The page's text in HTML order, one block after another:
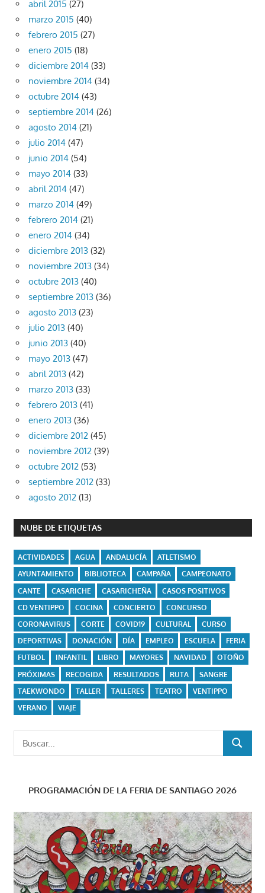
abril 2015 (27)
marzo 2015 (40)
febrero 2015 (27)
enero 2015 (18)
diciembre 2014 (33)
noviembre 2014 (34)
octubre 2014 (43)
septiembre 2014 (26)
agosto 2014 (21)
julio 2014 (47)
junio 2014 (54)
mayo 2014 (33)
abril 2014 (47)
marzo 2014 (49)
febrero 2014 (21)
enero 2014 (34)
diciembre 2013 (32)
noviembre 2013 (34)
octubre 2013 (40)
septiembre 2013 (36)
agosto 2013 (23)
julio 2013 (40)
junio 2013 (40)
mayo 2013 (47)
abril 2013 (42)
marzo 2013 (33)
febrero 2013 (41)
enero 2013 (36)
diciembre 2012 (45)
noviembre 2012 (39)
octubre 2012 (53)
septiembre 2012 (33)
agosto 2012 (13)
NUBE DE ETIQUETAS
ACTIVIDADES AGUA ANDALUCÍA
ATLETISMO
AYUNTAMIENTO
BIBLIOTECA CAMPAÑA
CAMPEONATO
CANTE
CASARICHE CASARICHEÑA
CASOS POSITIVOS
CD VENTIPPO
COCINA CONCIERTO
CONCURSO
CORONAVIRUS
CORTE COVID19 CULTURAL
CURSO
DEPORTIVAS
DONACIÓN DÍA EMPLEO ESCUELA
FERIA
FUTBOL
INFANTIL LIBRO MAYORES NAVIDAD
OTOÑO
PRÓXIMAS
RECOGIDA RESULTADOS RUTA
SANGRE
TAEKWONDO
TALLER TALLERES TEATRO
VENTIPPO
VERANO
VIAJE
BUSCAR
PROGRAMACIÓN DE LA FERIA DE SANTIAGO 2026